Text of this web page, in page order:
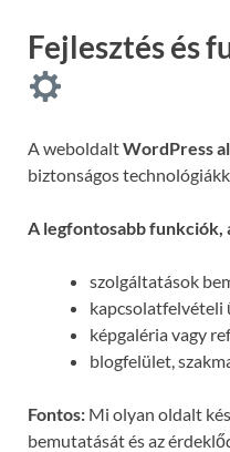
Fejlesztés és
A weboldaltWordPress
biztonságos
A legfontosabb
szolgáltatások
kapcsolatfelvételi
képgaléria vagy
blogfelület,
Fontos: Mi olyan oldalt
bemutatását és az